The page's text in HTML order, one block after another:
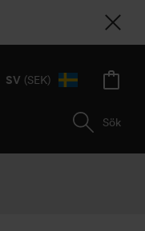
Sök
SV (SEK)